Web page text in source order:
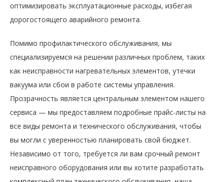
оптимизировать эксплуатационные расходы, избегая
дорогостоящего аварийного ремонта.
Помимо профилактического обслуживания, мы
специализируемся на решении различных проблем, таких
как неисправности нагревательных элементов, утечки
вакуума или сбои в работе системы управления.
Прозрачность является центральным элементом нашего
сервиса — мы предоставляем подробные прайс-листы на
все виды ремонта и технического обслуживания, чтобы
вы могли с уверенностью планировать свой бюджет.
Независимо от того, требуется ли вам срочный ремонт
неисправного оборудования или вы хотите разработать